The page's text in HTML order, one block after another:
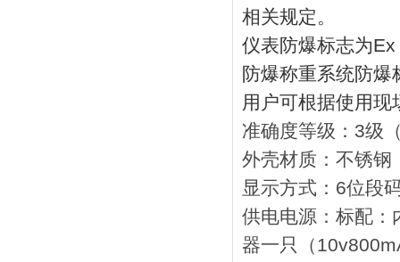
相关规定。
仪表防爆标志为
防爆称重系统防
用户可根据使用
准确度等级：3级
外壳材质：不锈钢
显示方式：6位段
供电电源：标配：
器一只（